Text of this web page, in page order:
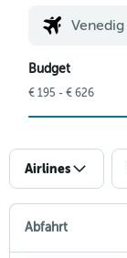
Budget
€ 195 - € 626
Airlines
Abfahrt